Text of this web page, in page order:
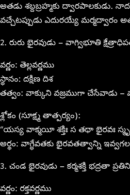
అతడు శబ్దబ్రహ్మకు ద్వారపాలకుడు.
వచ్చేటప్పుడు ఎదురయ్యే మర్మద్వారం
2. రురు భైరవుడు – వాగ్విభూతి
వర్ణం: తెల్లవర్ణము
స్థానం: దక్షిణ దిశ
తత్వం: వాక్కుని వజ్రముగా చేసేవాడు
శ్లోకం (సూక్ష్మ తాత్పర్యం):
“యస్య వాక్మయీ శక్తిః స తథా భైరవః
అర్థం: వాగ్ధేవతకు భైరవతత్వాన్ని ఇవ్వగల
3. చండ భైరవుడు – కర్మశక్తి భద్రతా
వర్ణం: రక్తవర్ణము